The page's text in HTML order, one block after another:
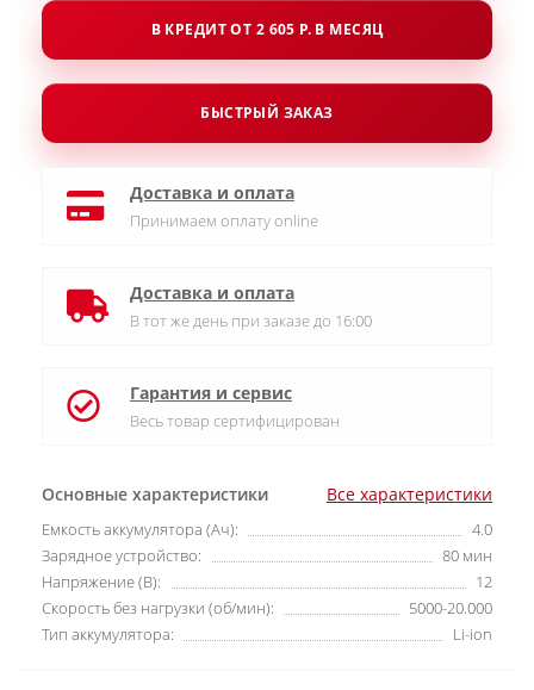
Основные характеристики Все характеристики
Емкость аккумулятора (Ач):
4.0
Зарядное устройство:
80 мин
Напряжение (В):
12
Скорость без нагрузки (об/мин):
5000-20.000
Тип аккумулятора:
Li-ion
В КРЕДИТ ОТ 2 605 Р. В МЕСЯЦ
БЫСТРЫЙ ЗАКАЗ
Доставка и оплата
Принимаем оплату online
Доставка и оплата
В тот же день при заказе до 16:00
Гарантия и сервис
Весь товар сертифицирован